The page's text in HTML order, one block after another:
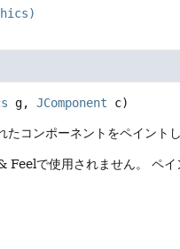
g, JComponent c)
コンポーネントをペイントし
で使用されません。 ペイ